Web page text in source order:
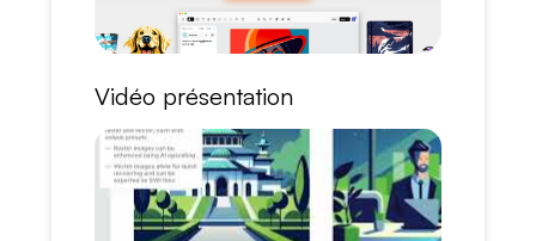
Vidéo présentation